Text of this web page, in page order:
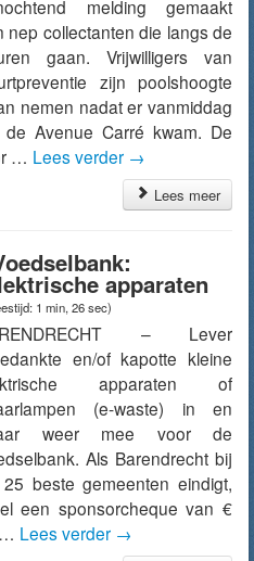
melding gemaakt
nep collectanten die langs de
gaan. Vrijwilligers van
zijn poolshoogte
nemen nadat er vanmiddag
Avenue Carré kwam. De
… Lees verder →
Lees meer
apparaten
1 min, 26 sec)
– Lever
en/of kapotte kleine
apparaten of
(e-waste) in en
weer mee voor de
Als Barendrecht bij
beste gemeenten eindigt,
een sponsorcheque van €
Lees verder →